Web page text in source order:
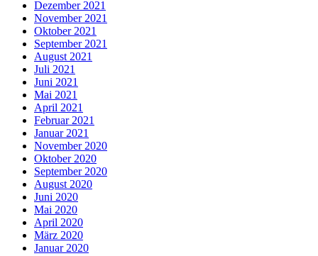
Dezember 2021
November 2021
Oktober 2021
September 2021
August 2021
Juli 2021
Juni 2021
Mai 2021
April 2021
Februar 2021
Januar 2021
November 2020
Oktober 2020
September 2020
August 2020
Juni 2020
Mai 2020
April 2020
März 2020
Januar 2020